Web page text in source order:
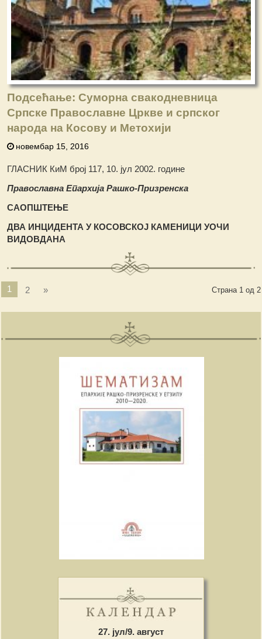
Подсећање: Суморна свакодневница
Српске Православне Цркве и српског
народа на Косову и Метохији
новембар 15, 2016
ГЛАСНИК КиМ број 117, 10. јул 2002. године
Православна Епархија Рашко-Призренска
САОПШТЕЊЕ
ДВА ИНЦИДЕНТА У КОСОВСКОЈ КАМЕНИЦИ УОЧИ
ВИДОВДАНА
Страна 1 од 2
1 2 »
27. јул/9. август